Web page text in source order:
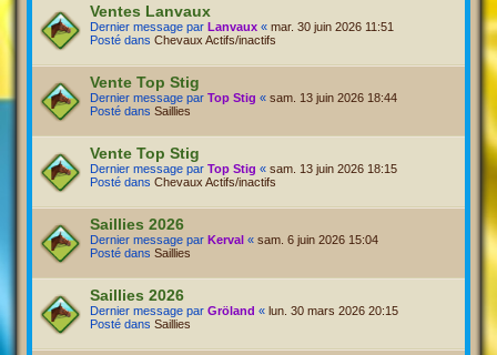
Ventes Lanvaux
Dernier message par Lanvaux « mar. 30 juin 2026 11:51
Posté dans Chevaux Actifs/inactifs
Vente Top Stig
Dernier message par Top Stig « sam. 13 juin 2026 18:44
Posté dans Saillies
Vente Top Stig
Dernier message par Top Stig « sam. 13 juin 2026 18:15
Posté dans Chevaux Actifs/inactifs
Saillies 2026
Dernier message par Kerval « sam. 6 juin 2026 15:04
Posté dans Saillies
Saillies 2026
Dernier message par Gröland « lun. 30 mars 2026 20:15
Posté dans Saillies